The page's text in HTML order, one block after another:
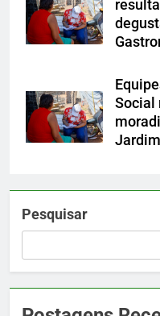
Social
Pesquisar